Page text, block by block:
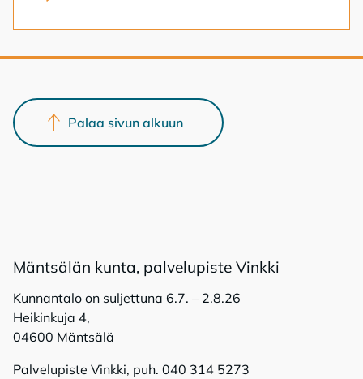
Mänt­sä­län kun­ta, pal­ve­lu­pis­te Vink­ki
Kunnantalo on suljettuna 6.7. – 2.8.26
Heikinkuja 4,
04600 Mäntsälä
Palvelupiste Vinkki, puh. 040 314 5273
Palaa sivun alkuun